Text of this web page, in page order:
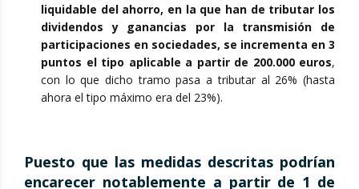
liquidable del ahorro, en la que han de tributar los
dividendos y ganancias por la transmisión de
participaciones en sociedades, se incrementa en 3
puntos el tipo aplicable a partir de 200.000 euros,
con lo que dicho tramo pasa a tributar al 26% (hasta
ahora el tipo máximo era del 23%).
Puesto que las medidas descritas podrían
encarecer notablemente a partir de 1 de